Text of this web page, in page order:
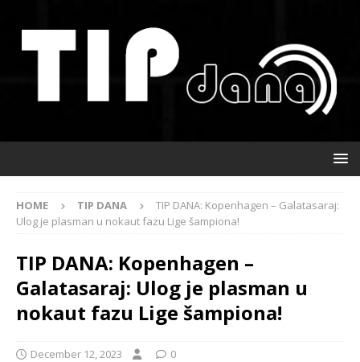
HOME TIP DANA
TIP DANA: Kopenhagen – Galatasaraj:
Ulog je plasman u nokaut fazu Lige šampiona!
TIP DANA: Kopenhagen –
Galatasaraj: Ulog je plasman u
nokaut fazu Lige šampiona!
December 12, 2023 0